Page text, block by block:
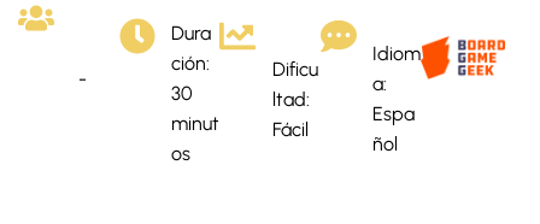
-
Dura
ción:
30
minut
os
Dificu
ltad:
Fácil
Idiom
a:
Espa
ñol